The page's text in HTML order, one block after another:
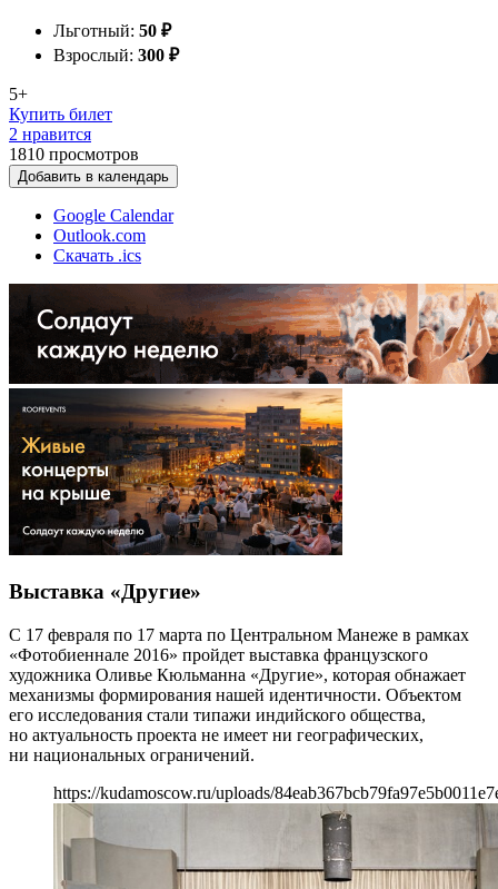
Льготный: 50 ₽
Взрослый: 300 ₽
5+
Купить билет
2 нравится
1810 просмотров
Добавить в календарь
Google Calendar
Outlook.com
Скачать .ics
Выставка «Другие»
С 17 февраля по 17 марта по Центральном Манеже в рамках
«Фотобиеннале 2016» пройдет выставка французского
художника Оливье Кюльманна «Другие», которая обнажает
механизмы формирования нашей идентичности. Объектом
его исследования стали типажи индийского общества,
но актуальность проекта не имеет ни географических,
ни национальных ограничений.
https://kudamoscow.ru/uploads/